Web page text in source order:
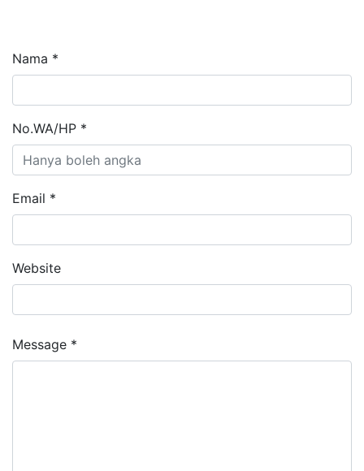
Nama *
No.WA/HP *
Email *
Website
Message *